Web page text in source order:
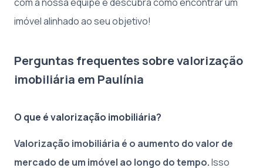
imóvel alinhado ao seu objetivo!
Perguntas frequentes sobre valorização
imobiliária em Paulínia
O que é valorização imobiliária?
Valorização imobiliária é o aumento do valor de
mercado de um imóvel ao longo do tempo.Isso